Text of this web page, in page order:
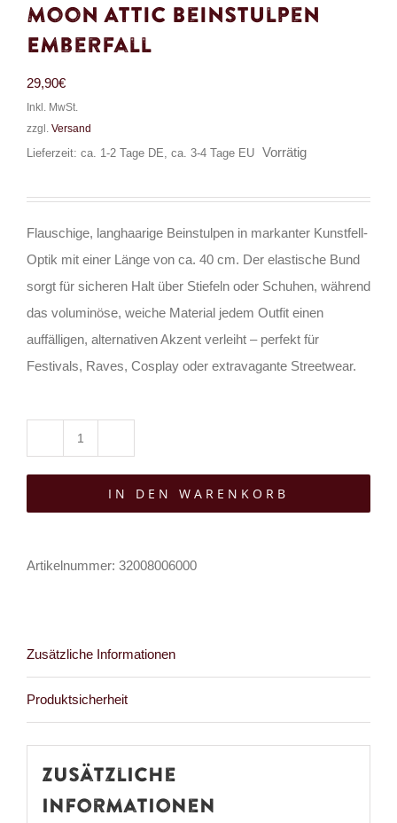
Moon Attic Beinstulpen
Emberfall
29,90€
Inkl. MwSt.
zzgl. Versand
Lieferzeit: ca. 1-2 Tage DE, ca. 3-4 Tage EU
Vorrätig
Flauschige, langhaarige Beinstulpen in markanter Kunstfell-
Optik mit einer Länge von ca. 40 cm. Der elastische Bund
sorgt für sicheren Halt über Stiefeln oder Schuhen, während
das voluminöse, weiche Material jedem Outfit einen
auffälligen, alternativen Akzent verleiht – perfekt für
Festivals, Raves, Cosplay oder extravagante Streetwear.
Attic
Beinstulpen
IN DEN WARENKORB
Artikelnummer: 32008006000
Zusätzliche Informationen
Produktsicherheit
Zusätzliche
Informationen